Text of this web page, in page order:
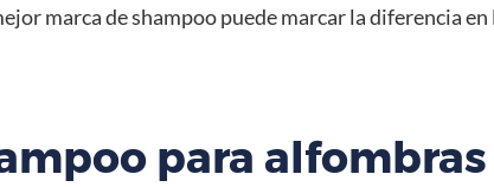
marca de shampoo puede marcar la diferencia
para